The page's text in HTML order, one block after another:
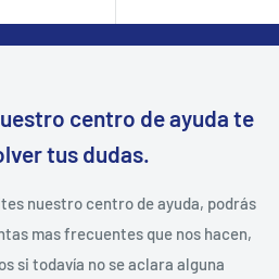
centro de ayuda te
tus dudas.
nuestro centro de ayuda, podrás
mas frecuentes que nos hacen,
si todavía no se aclara alguna